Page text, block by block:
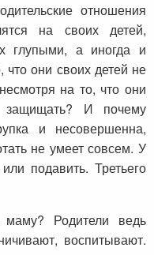
отношения
на своих детей,
глупыми, а иногда и
что они своих детей не
на то, что они
И почему
и несовершенна,
не умеет совсем. У
подавить. Третьего
Родители ведь
воспитывают.